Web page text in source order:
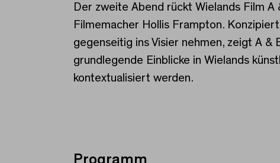
Der zweite Abend rückt Wielands Film
Filmemacher Hollis Frampton.
gegenseitig ins Visier nehmen, zeigt A
grundlegende Einblicke in Wielands
kontextualisiert werden.
Programm